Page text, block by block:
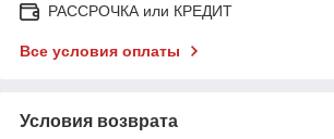
РАССРОЧКА или КРЕДИТ
Все условия оплаты
Условия возврата